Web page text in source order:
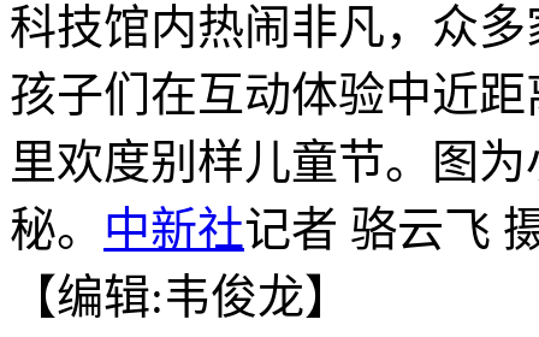
科技馆内热闹非凡，众
孩子们在互动体验中近
里欢度别样儿童节。图
秘。 中新社记者 骆云飞
【编辑:韦俊龙】